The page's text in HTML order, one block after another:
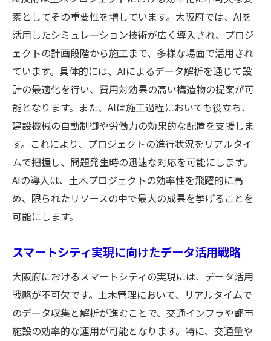
素としてその重要性を増しています。大阪府では、AIを
活用したシミュレーション技術が広く導入され、プロジ
ェクトの計画段階から施工まで、多様な場面で活用され
ています。具体的には、AIによるデータ解析を通じて設
計の最適化を行い、費用対効果の高い構造物の提案が可
能となります。また、AIは施工過程においても役立ち、
建設機械の自動制御や労働力の効果的な配置を支援しま
す。これにより、プロジェクトの進行状況をリアルタイ
ムで把握し、問題発生時の迅速な対応を可能にします。
AIの導入は、土木プロジェクトの効率性を飛躍的に高
め、限られたリソースの中で最大の成果を挙げることを
可能にします。
スマートシティ実現に向けたデータ活用戦略
大阪府におけるスマートシティの実現には、データ活用
戦略が不可欠です。土木管理において、リアルタイムで
のデータ収集と解析が進むことで、交通インフラや都市
施設の効率的な運用が可能となります。特に、交通量や